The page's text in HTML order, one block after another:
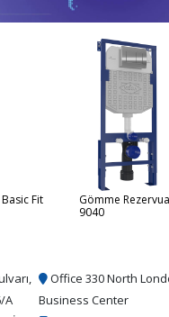
Fit
Gömme
9040
A
Office 330 North
Business Center